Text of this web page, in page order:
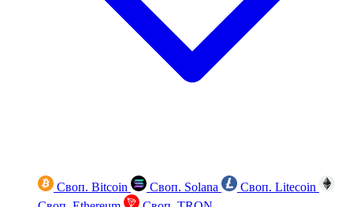
Своп. Bitcoin Своп. Solana
Своп. Litecoin